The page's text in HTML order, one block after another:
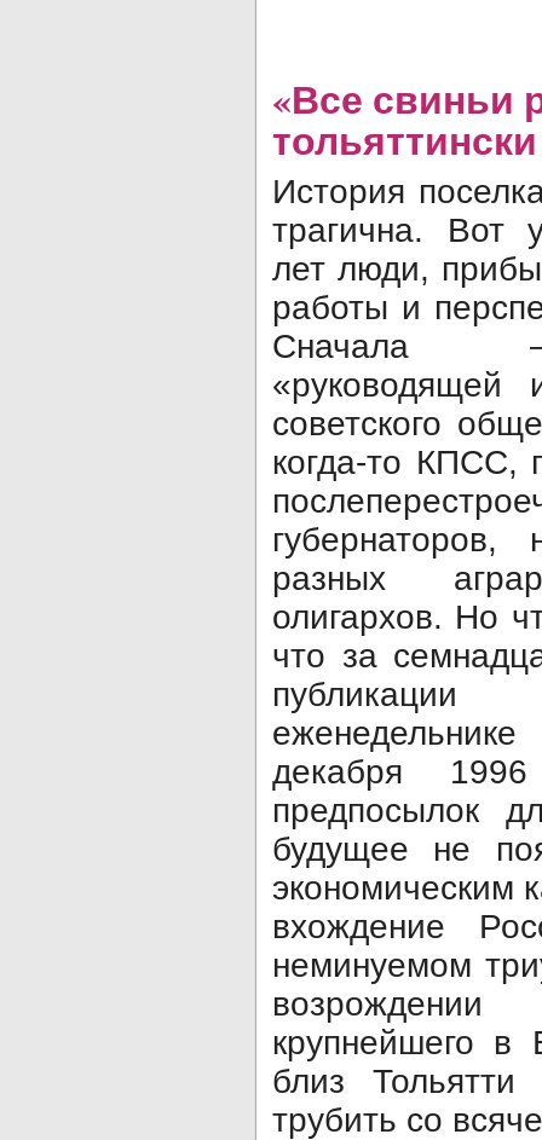
«Все свиньи
тольяттински
История
трагична. Вот
лет люди,
работы и
Сначала –
советского
когда-то КПСС,
разных
олигархов. Но
что за
декабря
предпосылок
будущее не
экономическим
вхождение
неминуемом
крупнейшего
близ Тольятти
трубить со